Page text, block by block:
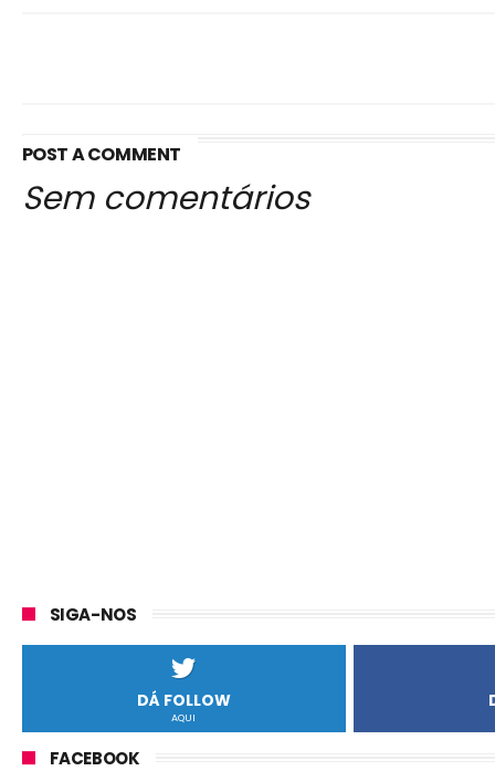
POST A COMMENT
Sem comentários
SIGA-NOS
DÁ FOLLOW
AQUI
FACEBOOK